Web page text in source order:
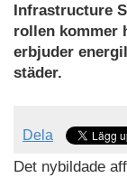
Infrastructure
rollen kommer
erbjuder
städer.
Dela
Det nybildade